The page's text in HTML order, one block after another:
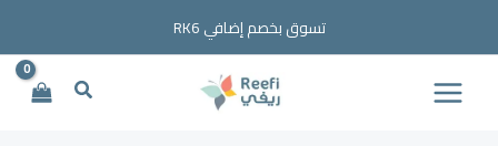
المحتوى
تسوق بخصم إضافي RK6
البحث